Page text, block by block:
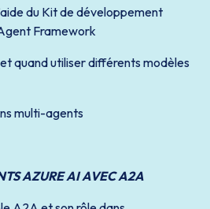
du Kit de développement
Framework
quand utiliser différents modèles
multi-agents
AZURE AI AVEC A2A